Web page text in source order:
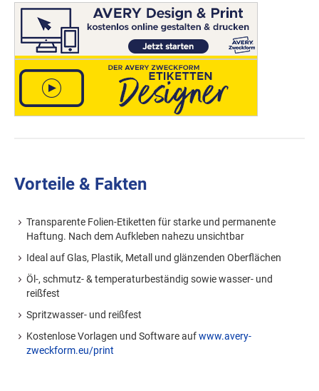
Vorteile & Fakten
Transparente Folien-Etiketten für starke und permanente
Haftung. Nach dem Aufkleben nahezu unsichtbar
Ideal auf Glas, Plastik, Metall und glänzenden Oberflächen
Öl-, schmutz- & temperaturbeständig sowie wasser- und
reißfest
Spritzwasser- und reißfest
Kostenlose Vorlagen und Software aufwww.avery-
zweckform.eu/print